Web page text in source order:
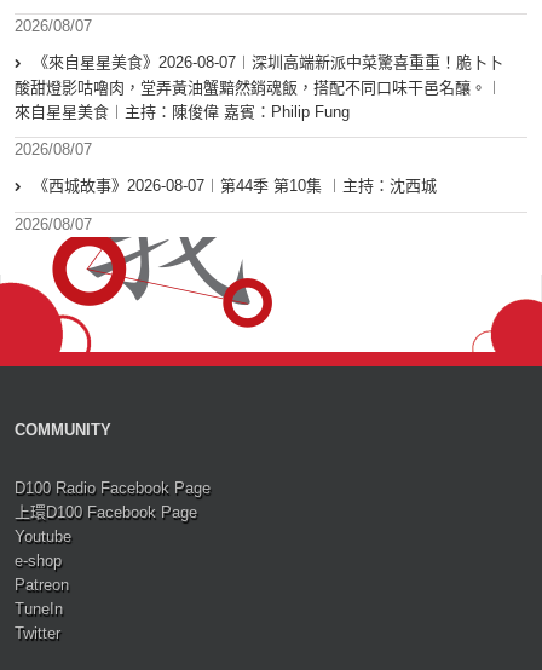
2026/08/07
《來自星星美食》2026-08-07︱深圳高端新派中菜驚喜重重！脆卜卜
酸甜燈影咕嚕肉，堂弄黃油蟹黯然銷魂飯，搭配不同口味干邑名釀。︱
來自星星美食︱主持：陳俊偉 嘉賓：Philip Fung
2026/08/07
《西城故事》2026-08-07︱第44季 第10集 ︱主持：沈西城
2026/08/07
COMMUNITY
D100 Radio Facebook Page
上環D100 Facebook Page
Youtube
e-shop
Patreon
TuneIn
Twitter